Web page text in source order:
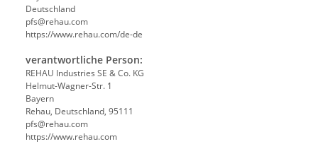
Deutschland
pfs@rehau.com
https://www.rehau.com/de-de
verantwortliche Person:
REHAU Industries SE & Co. KG
Helmut-Wagner-Str. 1
Bayern
Rehau, Deutschland, 95111
pfs@rehau.com
https://www.rehau.com